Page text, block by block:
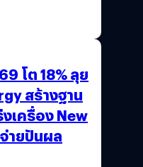
โต 18% ลุย
สร้างฐาน
เครื่อง New
ายปันผล